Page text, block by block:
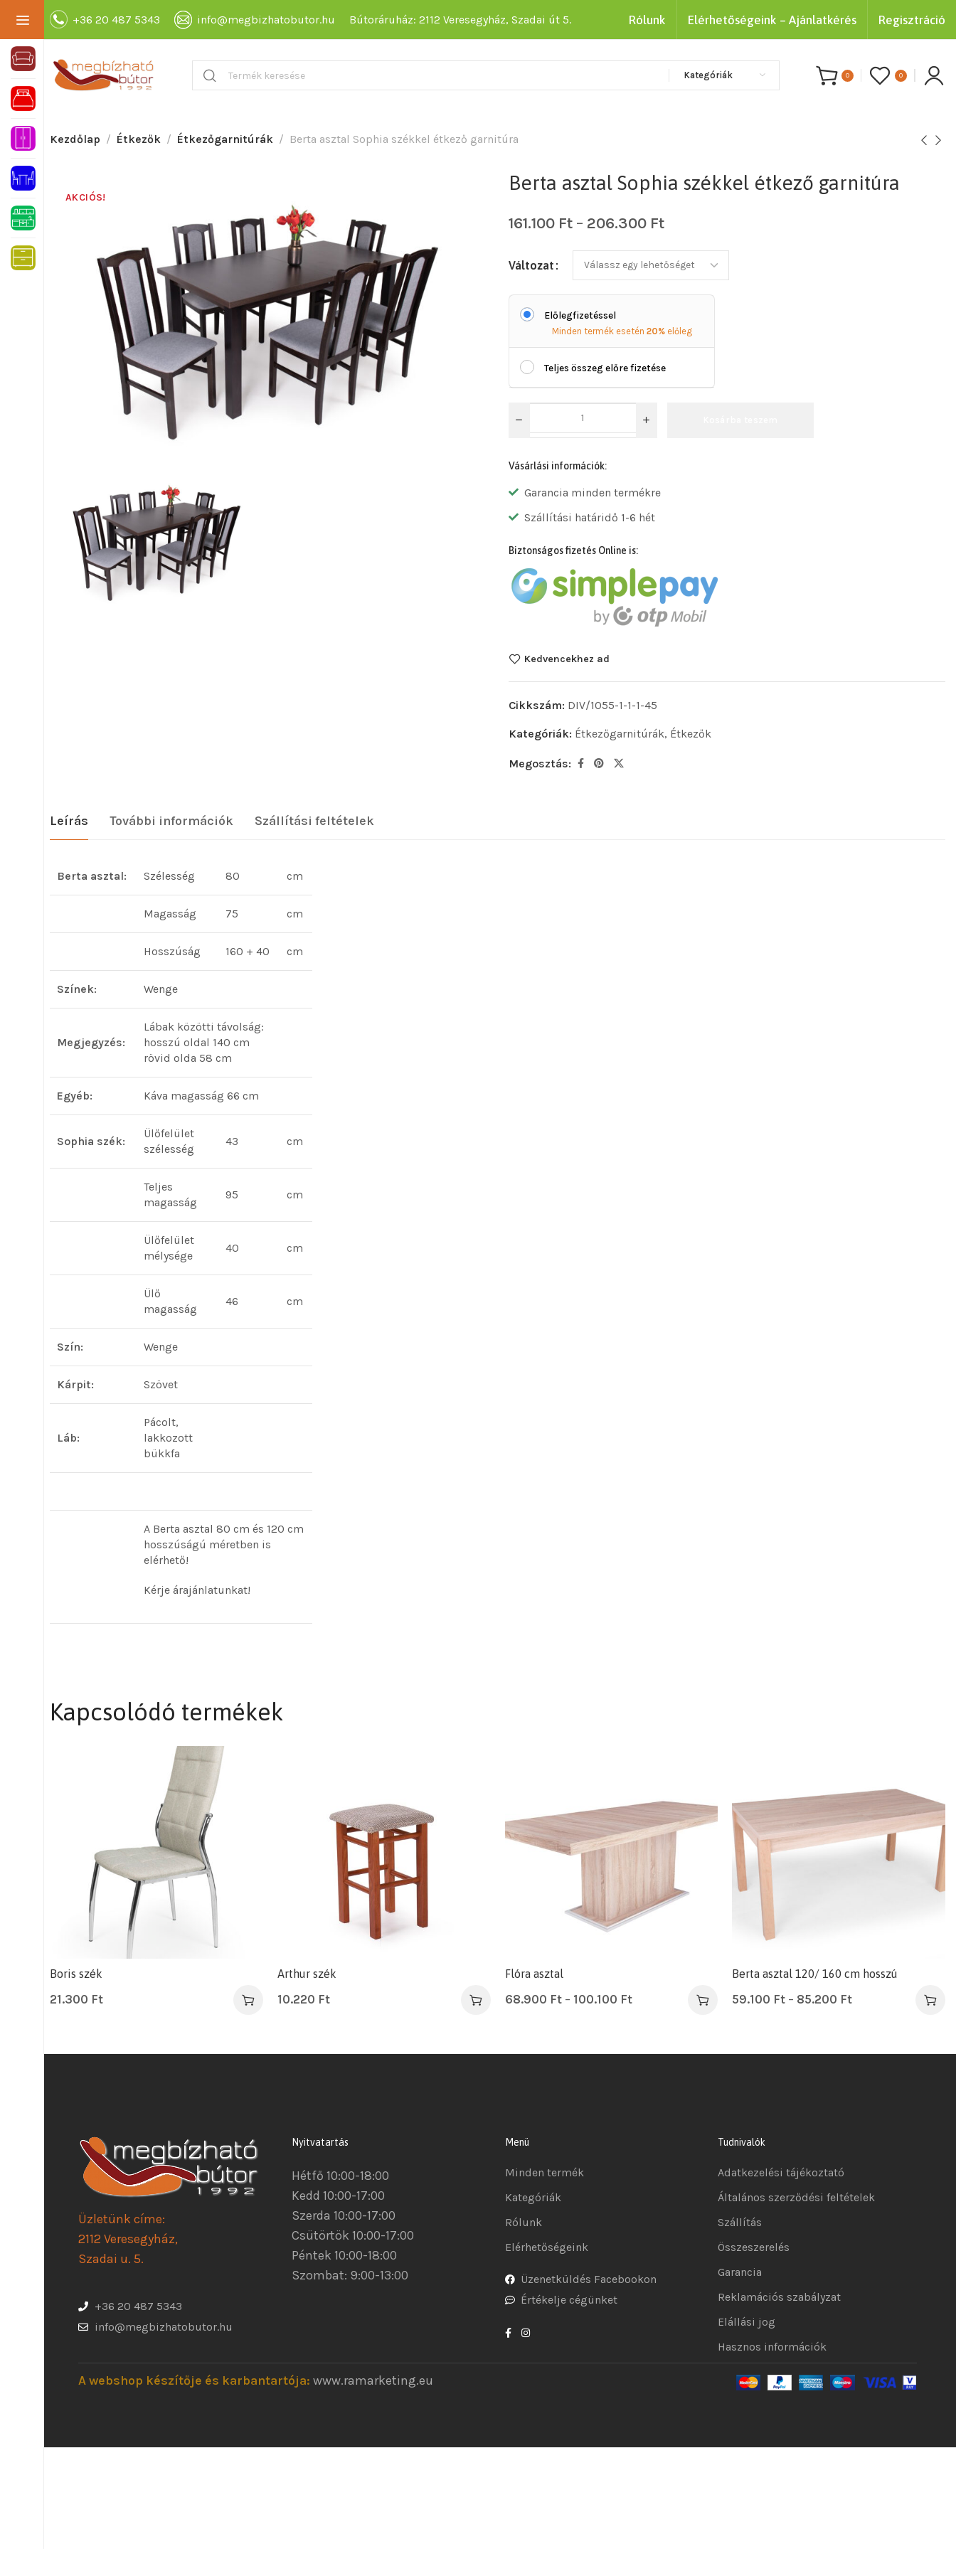
+36 20 487 5343 info@megbizhatobutor.hu Bútoráruház: 2112 Veresegyház, Szadai út 5. Rólunk Elérhetőségeink – Ajánlatkérés Regisztráció
Kategóriák 0 0
Kezdőlap Étkezők Étkezőgarnitúrák Berta asztal Sophia székkel étkező garnitúra
AKCIÓS!
Berta asztal Sophia székkel étkező garnitúra
161.100 Ft – 206.300 Ft
Változat
Előlegfizetéssel
Minden termék esetén 20% előleg
Teljes összeg előre fizetése
Vásárlási információk:
Garancia minden termékre
Szállítási határidő 1-6 hét
Biztonságos fizetés Online is:
Kedvencekhez ad
Cikkszám: DIV/1055-1-1-1-45
Kategóriák: Étkezőgarnitúrák, Étkezők
Megosztás:
Leírás További információk Szállítási feltételek
Berta asztal: Szélesség 80 cm
Magasság 75 cm
Hosszúság 160 + 40 cm
Színek: Wenge
Megjegyzés:
Lábak közötti távolság:
hosszú oldal 140 cm
rövid olda 58 cm
Egyéb: Káva magasság 66 cm
Sophia szék:
Ülőfelület
szélesség
43 cm
Teljes
magasság
95 cm
Ülőfelület
mélysége
40 cm
Ülő
magasság
46 cm
Szín: Wenge
Kárpit: Szövet
Láb:
Pácolt,
lakkozott
bükkfa
A Berta asztal 80 cm és 120 cm
hosszúságú méretben is
elérhető!
Kérje árajánlatunkat!
Kapcsolódó termékek
Boris szék
21.300 Ft
Arthur szék
10.220 Ft
Flóra asztal
68.900 Ft – 100.100 Ft
Berta asztal 120/ 160 cm hosszú
59.100 Ft – 85.200 Ft
Üzletünk címe:
2112 Veresegyház,
Szadai u. 5.
+36 20 487 5343
info@megbizhatobutor.hu
Nyitvatartás
Hétfő 10:00-18:00
Kedd 10:00-17:00
Szerda 10:00-17:00
Csütörtök 10:00-17:00
Péntek 10:00-18:00
Szombat: 9:00-13:00
Menü
Minden termék
Kategóriák
Rólunk
Elérhetőségeink
Üzenetküldés Facebookon
Értékelje cégünket
Tudnivalók
Adatkezelési tájékoztató
Általános szerződési feltételek
Szállítás
Összeszerelés
Garancia
Reklamációs szabályzat
Elállási jog
Hasznos információk
A webshop készítője és karbantartója: www.ramarketing.eu